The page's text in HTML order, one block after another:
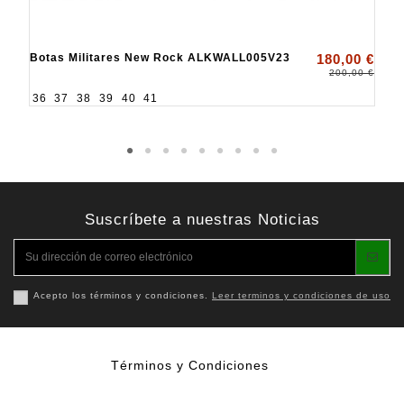
Botas Militares New Rock ALKWALL005V23 180,00 €
200,00 €
36 37 38 39 40 41
Suscríbete a nuestras Noticias
Acepto los términos y condiciones. Leer terminos y condiciones de uso
Términos y Condiciones